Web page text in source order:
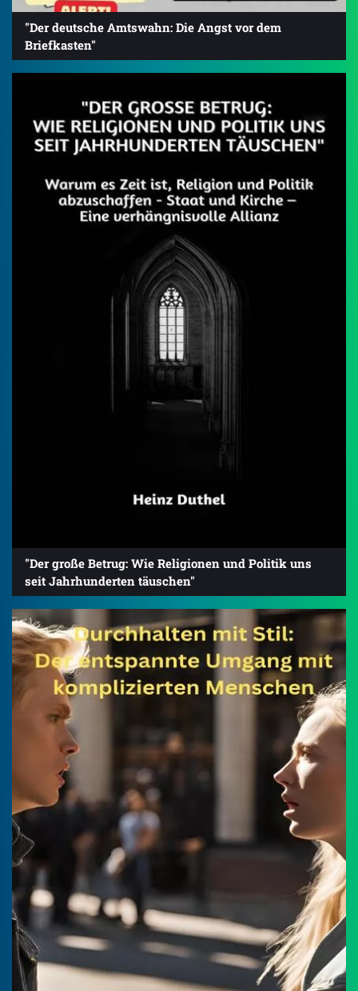
"Der deutsche Amtswahn: Die Angst vor dem
Briefkasten"
"Der große Betrug: Wie Religionen und Politik uns
seit Jahrhunderten täuschen"